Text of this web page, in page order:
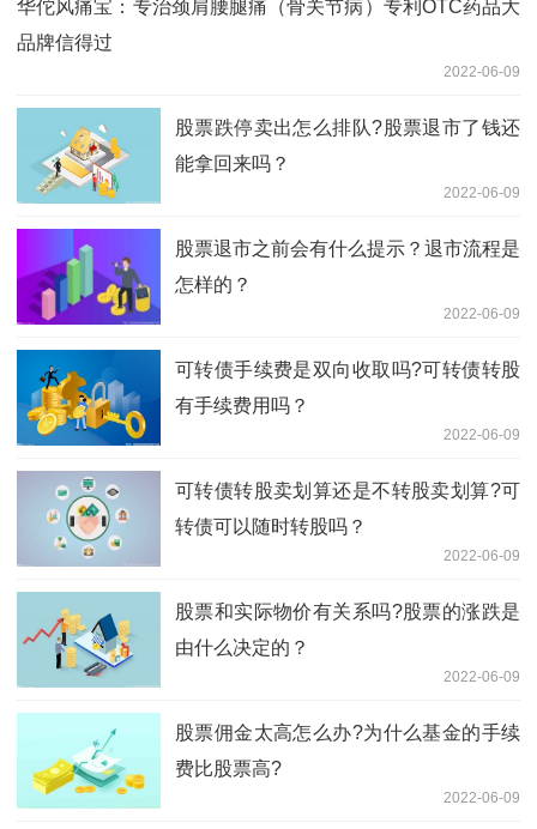
华佗风痛宝：专治颈肩腰腿痛（骨关节病）专利OTC药品大
品牌信得过
2022-06-09
股票跌停卖出怎么排队?股票退市了钱还
能拿回来吗？
2022-06-09
股票退市之前会有什么提示？退市流程是
怎样的？
2022-06-09
可转债手续费是双向收取吗?可转债转股
有手续费用吗？
2022-06-09
可转债转股卖划算还是不转股卖划算?可
转债可以随时转股吗？
2022-06-09
股票和实际物价有关系吗?股票的涨跌是
由什么决定的？
2022-06-09
股票佣金太高怎么办?为什么基金的手续
费比股票高?
2022-06-09